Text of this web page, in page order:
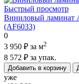
Быстрый просмотр
Виниловый ламинат
(AF6033)
0
3 950 ₽ за м2
8 572 ₽ за упак.
Добавить в корзину
уже